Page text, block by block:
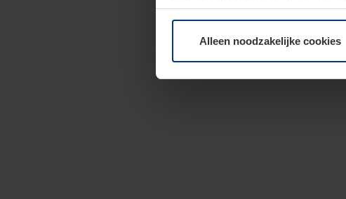
moment bij de uitleg van de
Alleen noodzakelijke cookies